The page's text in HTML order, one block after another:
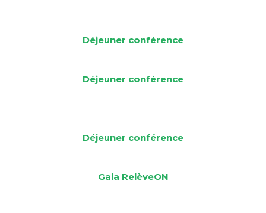
Déjeuner conférence
Déjeuner conférence
Déjeuner conférence
Gala RelèveON